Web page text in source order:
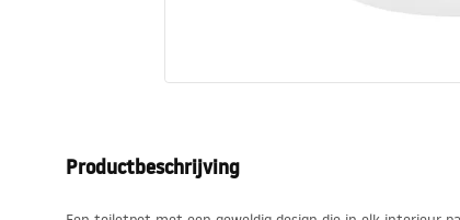
Productbeschrijving